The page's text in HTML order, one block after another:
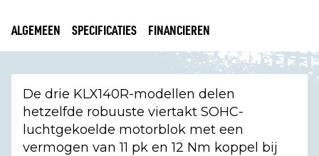
ALGEMEEN SPECIFICATIES FINANCIEREN
De drie KLX140R-modellen delen
hetzelfde robuuste viertakt SOHC-
luchtgekoelde motorblok met een
vermogen van 11 pk en 12 Nm koppel bij